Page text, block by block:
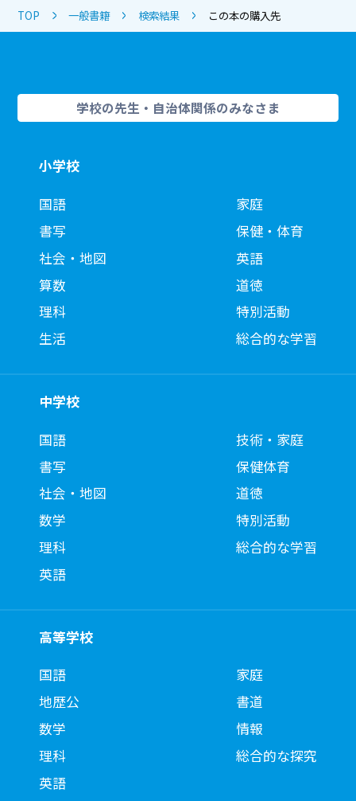
TOP 一般書籍 検索結果 この本の購入先
学校の先生・自治体関係のみなさま
小学校
国語
書写
社会・地図
算数
理科
生活
家庭
保健・体育
英語
道徳
特別活動
総合的な学習
中学校
国語
書写
社会・地図
数学
理科
英語
技術・家庭
保健体育
道徳
特別活動
総合的な学習
高等学校
国語
地歴公
数学
理科
英語
家庭
書道
情報
総合的な探究